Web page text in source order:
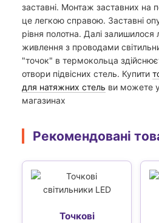
заставні. Монтаж заставних на
це легкою справою. Заставні
рівня полотна. Далі
живлення з проводами
"точок" в термокольца
отвори підвісних стель. Купити
для натяжних стель ви можете
магазинах
Рекомендовані
Точкові